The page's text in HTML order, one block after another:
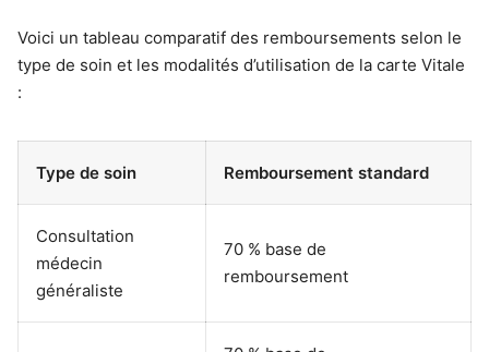
Voici un tableau comparatif des remboursements selon le
type de soin et les modalités d’utilisation de la carte Vitale
:
Type de soin Remboursement standard
Consultation
médecin
généraliste
70 % base de
remboursement